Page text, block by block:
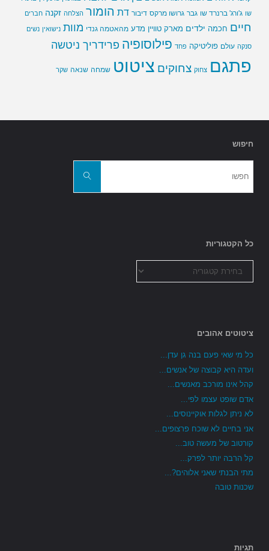
שו ג'ורג' ברנרד שו גבר גרושו מרקס דיבור דת הומור הצלחה זקנה חברים
חיים חכמה ילדים מארק טוויין מדע מהאטמה גנדי מוות נישואין נשים
סנקה עולם פוליטיקה פחד פילוסופיה פרידריך ניטשה
פתגם צחוק צחוקים ציטוט שמחה שנאה שקר
חיפוש
חפשו
כל הקטגוריות
הקטגוריות
ציטוטים אהובים
כל מי שאי פעם בנה גן עדן...
ועדה היא קבוצה של אנשים...
קהל אינו מורכב מאנשים...
אדם שופט עצמו לפי...
לא ניתן לגלות אוקיינוסים...
אני בחיים לא שוכח פרצופים...
קורטוב של מעשה טוב...
קל הרבה יותר לפרק...
מתי הבנתי שאני אלוהים?...
שכנות טובה
תגיות